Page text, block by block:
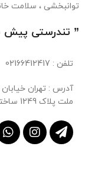
توانبخشی ، سلامت
” تندرستی پیش
تلفن : 02166412417
آدرس : تهران
ملت پلاک 1249 ساختمان کشمیر طبقه سوم واحد 2